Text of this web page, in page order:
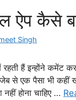
ऐप कैसे
Singh
हैं इन्होंने कमेंट
से एक पैसा भी कहीं
होना चाहिए …